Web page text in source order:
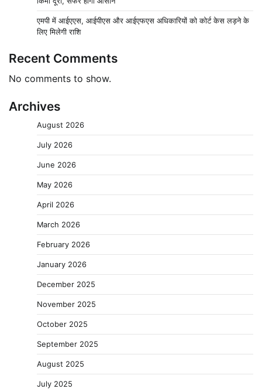
एमपी में आईएएस, आईपीएस और आईएफएस अधिकारियों को कोर्ट केस लड़ने के
लिए मिलेगी राशि
Recent Comments
No comments to show.
Archives
August 2026
July 2026
June 2026
May 2026
April 2026
March 2026
February 2026
January 2026
December 2025
November 2025
October 2025
September 2025
August 2025
July 2025